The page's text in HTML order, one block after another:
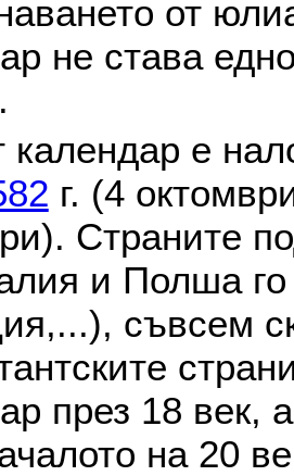
от
не става
календар е
г. (4
Страните
и Полша
съвсем
през 18 век,
на 20